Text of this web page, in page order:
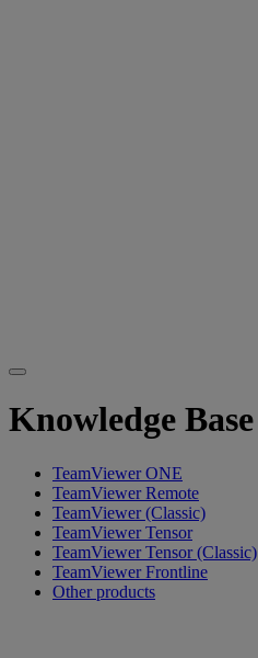
Knowledge Base
TeamViewer ONE
TeamViewer Remote
TeamViewer (Classic)
TeamViewer Tensor
TeamViewer Tensor (Classic)
TeamViewer Frontline
Other products